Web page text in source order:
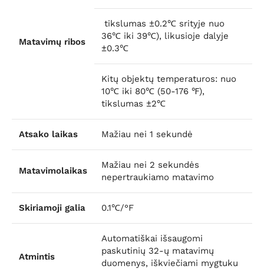
Matavimų ribos
tikslumas ±0.2℃ srityje nuo
36℃ iki 39℃), likusioje dalyje
±0.3℃
Kitų objektų temperaturos: nuo
10℃ iki 80℃ (50-176 ℉),
tikslumas ±2℃
Atsako laikas Mažiau nei 1 sekundė
Matavimolaikas
Mažiau nei 2 sekundės
nepertraukiamo matavimo
Skiriamoji galia 0.1℃/°F
Atmintis
Automatiškai išsaugomi
paskutinių 32-ų matavimų
duomenys, iškviečiami mygtuku